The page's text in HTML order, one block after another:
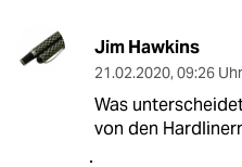
Jim Hawkins
21.02.2020, 09:26 Uhr
Was
von den